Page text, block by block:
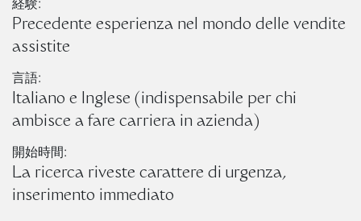
経験:
Precedente esperienza nel mondo delle vendite
assistite
言語:
Italiano e Inglese (indispensabile per chi
ambisce a fare carriera in azienda)
開始時間:
La ricerca riveste carattere di urgenza,
inserimento immediato